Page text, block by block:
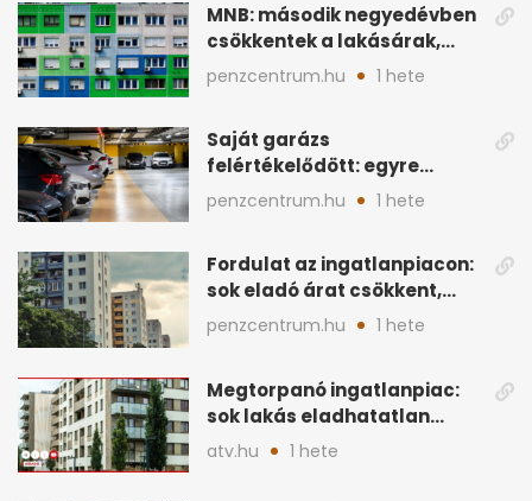
MNB: második negyedévben
csökkentek a lakásárak,
megtorpant a kereslet
penzcentrum.hu 1 hete
Saját garázs
felértékelődött: egyre
többet számít az ingatlan
áránál
penzcentrum.hu 1 hete
Fordulat az ingatlanpiacon:
sok eladó árat csökkent,
hogy vevőt találjon
penzcentrum.hu 1 hete
Megtorpanó ingatlanpiac:
sok lakás eladhatatlan
maradhat árcsökkentés
atv.hu 1 hete